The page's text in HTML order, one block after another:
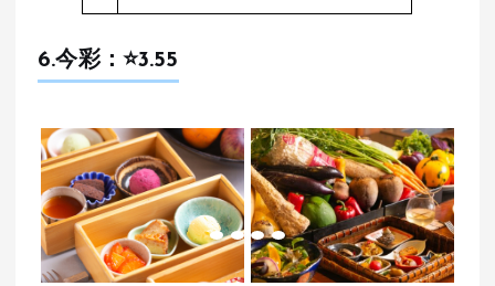
6.今彩：⭐️3.55